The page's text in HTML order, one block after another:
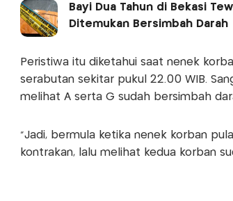
Bayi Dua Tahun di Bekasi
Ditemukan Bersimbah Darah
Peristiwa itu diketahui saat nenek
serabutan sekitar pukul 22.00 WIB.
melihat A serta G sudah bersimbah
"Jadi, bermula ketika nenek korban
kontrakan, lalu melihat kedua korban